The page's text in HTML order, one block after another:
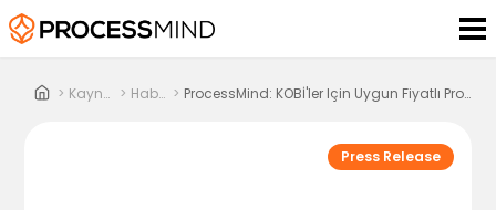
> Kaynaklar > Haberler > ProcessMind: KOBİ'ler Için Uygun Fiyatlı Process Mining Platformu
Press Release